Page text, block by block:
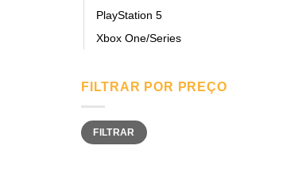
PlayStation 5
Xbox One/Series
FILTRAR POR PREÇO
Preço
mínimo
Preço
máximo
FILTRAR